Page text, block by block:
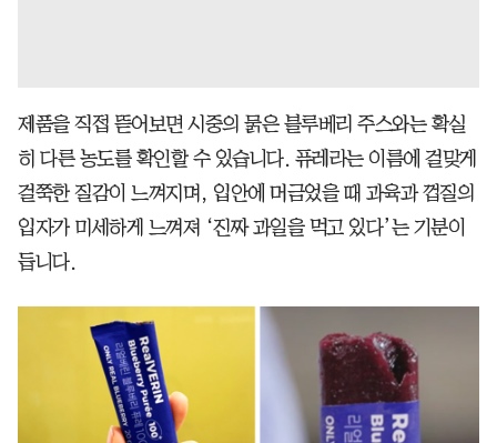
제품을 직접 뜯어보면 시중의 묽은 블루베리 주스와는 확실
히 다른 농도를 확인할 수 있습니다. 퓨레라는 이름에 걸맞게
걸쭉한 질감이 느껴지며, 입안에 머금었을 때 과육과 껍질의
입자가 미세하게 느껴져 ‘진짜 과일을 먹고 있다’는 기분이
듭니다.